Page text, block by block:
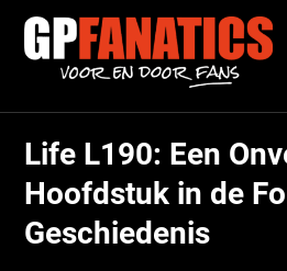
Skip
content
Life L190: Een
Hoofdstuk in de
Geschiedenis